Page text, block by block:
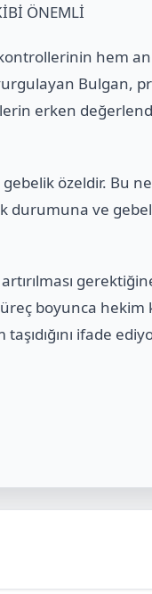
ÖNEMLİ
hem
vurgulayan
erken
özeldir. Bu
durumuna ve
boyunca
ifade